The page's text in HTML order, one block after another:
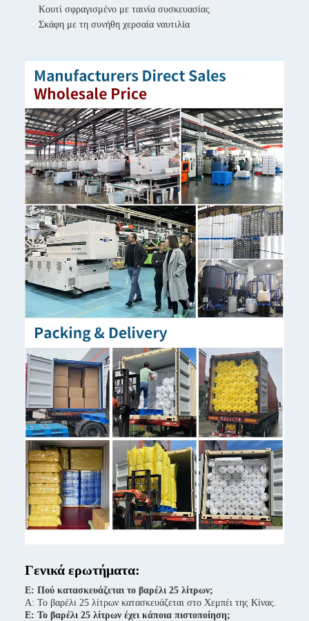
Κουτί σφραγισμένο με ταινία συσκευασίας
Σκάφη με τη συνήθη χερσαία ναυτιλία
Γενικά ερωτήματα:
Ε: Πού κατασκευάζεται το βαρέλι 25 λίτρων;
Α: Το βαρέλι 25 λίτρων κατασκευάζεται στο Χεμπέι της Κίνας.
Ε: Το βαρέλι 25 λίτρων έχει κάποια πιστοποίηση;